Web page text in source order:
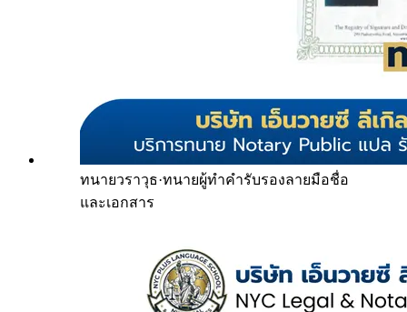
ทนายวราวุธ·ทนายผู้ทำคำรับรองลายมือชื่อ
และเอกสาร